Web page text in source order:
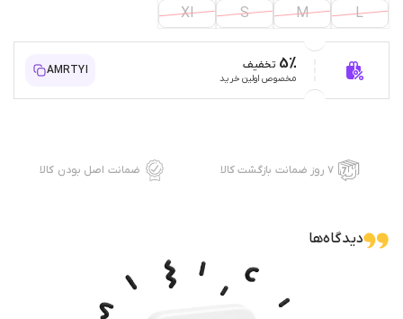
L
M
S
Xl
5% تخفیف
مخصوص اولین خرید
AMRTYI
۷ روز ضمانت بازگشت کالا ضمانت اصل بودن کالا
دیدگاه‌ها